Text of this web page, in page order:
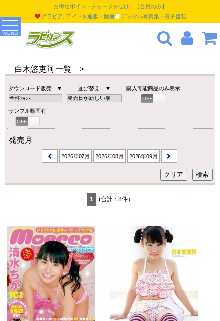
MENU
お得なポイントチャージをぜひ！【会員のみ】
グラビア, アイドル通販・動画
デジタル写真集・電子書籍
白木悠吏阿 一覧 >
ダウンロード販売 ▼ 並び替え ▼ 購入可能商品のみ表示
OFF
サンプル動画有
OFF
発売月
2026年07月 2026年08月 2026年09月
1 (合計：8件）